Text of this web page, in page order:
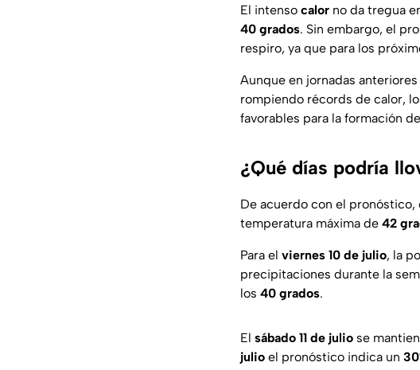
El intenso calor no da tregua
40 grados. Sin embargo, el
respiro, ya que para los
Aunque en jornadas
rompiendo récords de calor,
favorables para la formación
¿Qué días podría
De acuerdo con el pronóstico,
temperatura máxima de 42
Para el viernes 10 de julio, la
precipitaciones durante la
los 40 grados.
El sábado 11 de julio se
julio el pronóstico indica un